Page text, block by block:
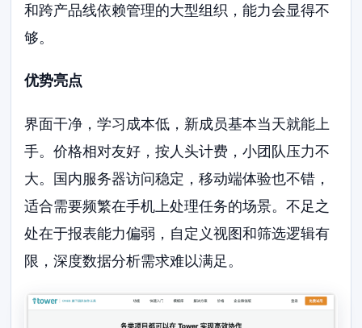
和跨产品线依赖管理的大型组织，能力会显得不
够。
优势亮点
界面干净，学习成本低，新成员基本当天就能上
手。价格相对友好，按人头计费，小团队压力不
大。国内服务器访问稳定，移动端体验也不错，
适合需要频繁在手机上处理任务的场景。不足之
处在于报表能力偏弱，自定义视图和筛选逻辑有
限，深度数据分析需求难以满足。